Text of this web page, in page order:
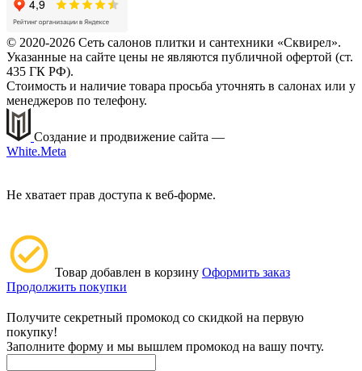
© 2020-2026 Сеть салонов плитки и сантехники «Сквирел».
Указанные на сайте цены не являются публичной офертой (ст.
435 ГК РФ).
Стоимость и наличие товара просьба уточнять в салонах или у
менеджеров по телефону.
Создание и продвижение сайта —
White.Meta
Не хватает прав доступа к веб-форме.
Товар добавлен в корзину Оформить заказ
Продолжить покупки
Получите секретный промокод со скидкой на первую
покупку!
Заполните форму и мы вышлем промокод на вашу почту.